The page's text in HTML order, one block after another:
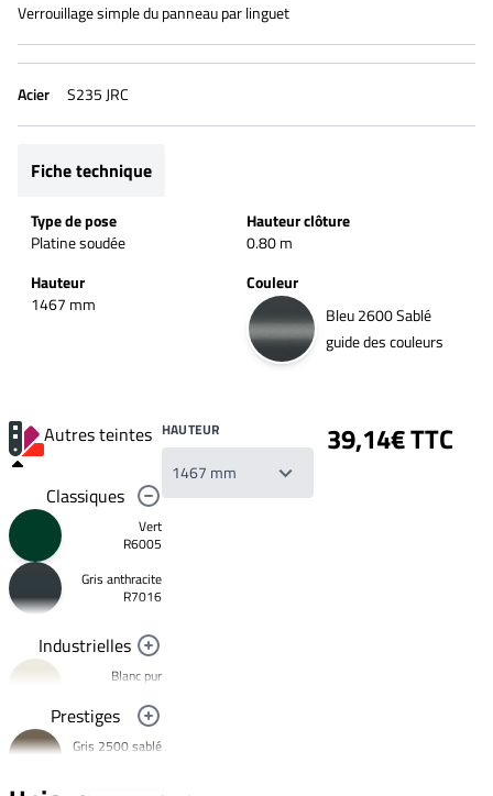
Verrouillage simple du panneau par linguet
Acier S235 JRC
Fiche technique
Type de pose
Platine soudée
Hauteur clôture
0.80 m
Hauteur
1467 mm
Couleur
Bleu 2600 Sablé
guide des couleurs
Autres teintes
Classiques
Vert
R6005
Gris anthracite
R7016
Industrielles
Blanc pur
Noir foncé
R9005
Prestiges
Gris 2500 sablé
HAUTEUR 39,14€ TTC
Votre
liste
souhaits
Un
produit
Créer
nouvelle